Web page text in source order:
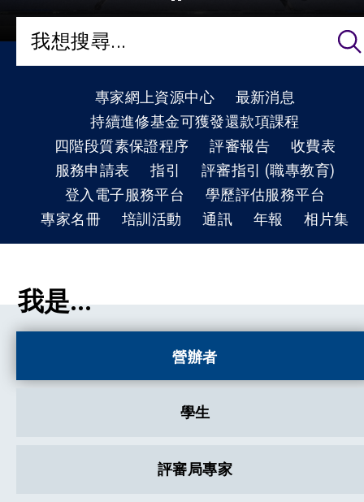
專家網上資源中心
最新消息
持續進修基金可獲發還款項課程
四階段質素保證程序
評審報告
收費表
服務申請表
指引
評審指引 (職專教育)
登入電子服務平台
學歷評估服務平台
專家名冊
培訓活動 通訊 年報 相片集
我是...
營辦者
學生
評審局專家